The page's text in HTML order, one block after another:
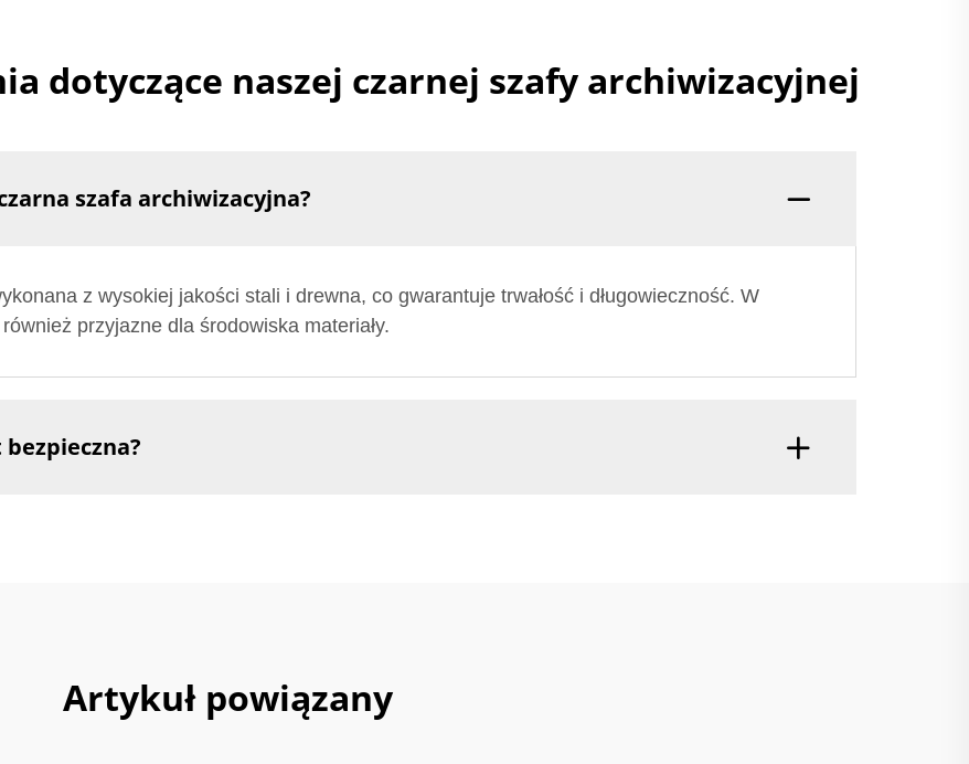
dotyczące naszej czarnej szafy archiwizacyjnej
szafa archiwizacyjna?
z wysokiej jakości stali i drewna, co gwarantuje trwałość i długowieczność. W
przyjazne dla środowiska materiały.
Artykuł powiązany